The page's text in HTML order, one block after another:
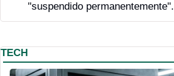
"suspendido permanentemente".
TECH